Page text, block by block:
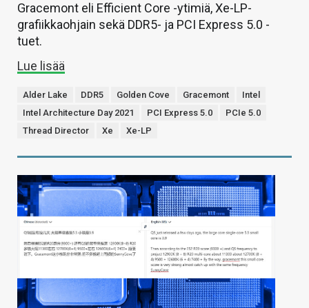
Gracemont eli Efficient Core -ytimiä, Xe-LP-
grafiikkaohjain sekä DDR5- ja PCI Express 5.0 -
tuet.
Lue lisää
Alder Lake DDR5 Golden Cove Gracemont
Intel
Intel Architecture Day 2021
PCI Express 5.0
PCIe 5.0
Thread Director
Xe Xe-LP